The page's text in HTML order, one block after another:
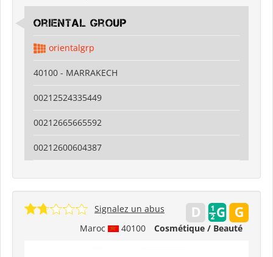
Oriental Group
orientalgrp
40100 - MARRAKECH
00212524335449
00212665665592
00212600604387
Maroc 40100 Cosmétique / Beauté
Signalez un abus